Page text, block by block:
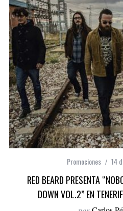
Promociones 14
RED BEARD PRESENTA
DOWN VOL.2” EN